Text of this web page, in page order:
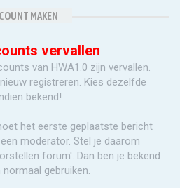
MAKEN
vervallen
van HWA1.0 zijn vervallen.
registreren. Kies dezelfde
bekend!
het eerste geplaatste bericht
moderator. Stel je daarom
forum'. Dan ben je bekend
gebruiken.